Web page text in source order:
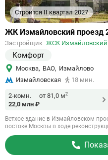
Строится II квартал 2027
Ссылка
объект
ЖК Измайловский проезд
Застройщик ЖСК Измайловский
Комфорт
Москва, ВАО, Измайлово
Измайловская
18 мин.
2-комн. от 81,0 м2
22,0 млн ₽
Ветхое здание в Измайловском
востоке Москвы в ходе